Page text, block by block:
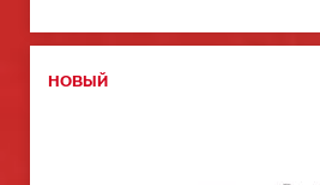
НОВЫЙ